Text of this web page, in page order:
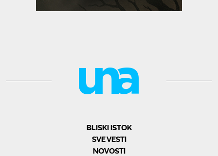
BLISKI ISTOK
SVE VESTI
NOVOSTI